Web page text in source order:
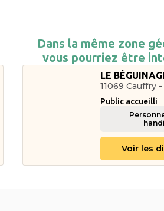
Dans la même zone
vous pourriez être
LE
11069 Cauffry
Public accueilli
Voir les